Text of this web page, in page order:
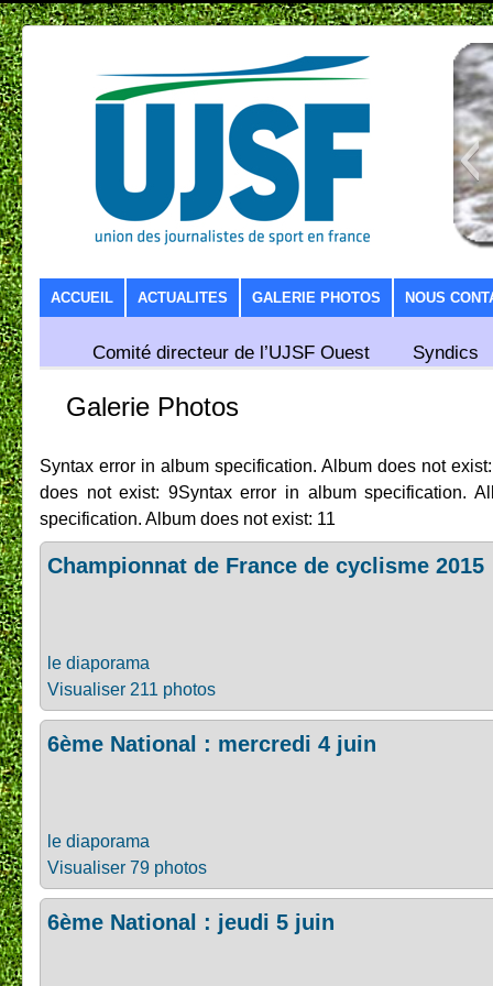
SKIP TO CONTENT
ACCUEIL ACTUALITES GALERIE PHOTOS NOUS
Comité directeur de l’UJSF Ouest Syndics
Galerie Photos
Syntax error in album specification. Album does not
does not exist: 9Syntax error in album specification.
specification. Album does not exist: 11
Championnat de France de cyclisme 2015
le diaporama
Visualiser 211 photos
6ème National : mercredi 4 juin
le diaporama
Visualiser 79 photos
6ème National : jeudi 5 juin